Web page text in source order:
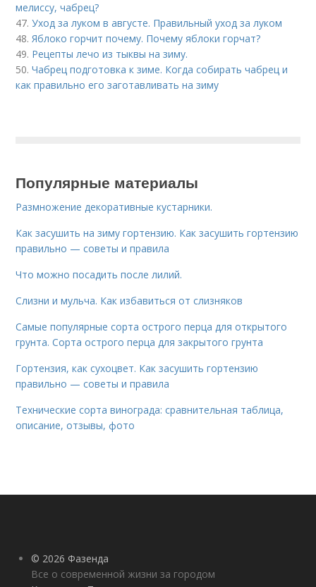
мелиссу, чабрец?
47.Уход за луком в августе. Правильный уход за луком
48.Яблоко горчит почему. Почему яблоки горчат?
49. Рецепты лечо из тыквы на зиму.
50.Чабрец подготовка к зиме. Когда собирать чабрец и
как правильно его заготавливать на зиму
Популярные материалы
Размножение декоративные кустарники.
Как засушить на зиму гортензию. Как засушить гортензию
правильно — советы и правила
Что можно посадить после лилий.
Слизни и мульча. Как избавиться от слизняков
Самые популярные сорта острого перца для открытого
грунта. Сорта острого перца для закрытого грунта
Гортензия, как сухоцвет. Как засушить гортензию
правильно — советы и правила
Технические сорта винограда: сравнительная таблица,
описание, отзывы, фото
© 2026 Фазенда
Все о современной жизни за городом